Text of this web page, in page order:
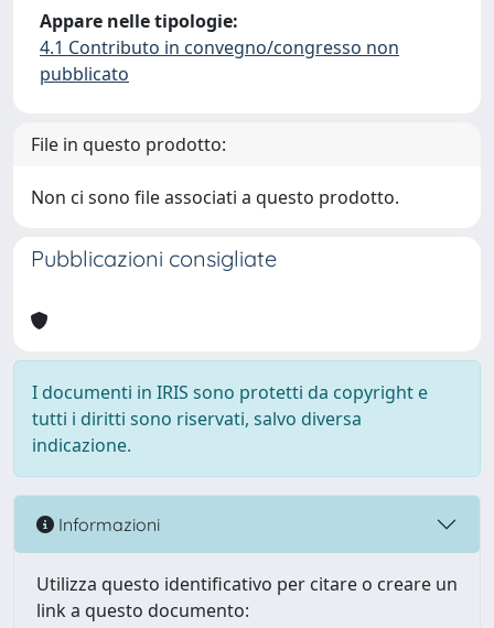
Appare nelle tipologie:
4.1 Contributo in convegno/congresso non
pubblicato
File in questo prodotto:
Non ci sono file associati a questo prodotto.
Pubblicazioni consigliate
I documenti in IRIS sono protetti da copyright e
tutti i diritti sono riservati, salvo diversa
indicazione.
Informazioni
Utilizza questo identificativo per citare o creare un
link a questo documento: